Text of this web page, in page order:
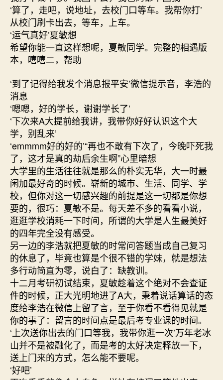
‘算了，走吧，说地址，去校门口等车。我帮你打’
从校门刷卡出去，等车，上车。
‘运气真好’夏敏想
希望你能一直这样想呢，夏敏同学。完整的相遇版
本，嘻嘻二，帮助
‘到了记得给我发个消息报平安’微信提示音，李浩的
消息
‘嗯嗯，好的学长，谢谢学长了’
‘下次来A大提前给我讲，我带你好好认识这个大
学，别乱来’
‘emmmm好的好的’“再也不敢有下次了，今晚吓死我
了，这才是真的劫后余生啊”心里暗想
大学里的生活往往就是那么的朴实无华，大一时最
闲加最好奇的时候。崭新的城市、生活、同学、学
校，但你对这一切感兴趣的前提是这一切都是你想
要的，很巧：夏敏不是。每天差不多的看看小说，
逛逛学校消耗一下时间，所谓的大学是人生最美好
的四年完全没有感受。
另一边的李浩就把夏敏的时常问答题当成自己复习
的休息了，毕竟也算是个很不错的学妹，就是想法
多行动简直为零，说白了：缺教训。
十二月考研初试结束，夏敏趁着这个绝对不会查证
件的时候，正大光明地进了A大，秉着说话算话的态
度给李浩在微信上留了言，至于你看不看得见就是
你的事了：留言的时间点是最后考专业课的时间。
‘上次送你出去的门口等我，我带你逛一次’万年老冰
山并不是被融化了，而是考的太好决定释放一下，
送上门来的方式，怎么能不要呢。
‘好吧’